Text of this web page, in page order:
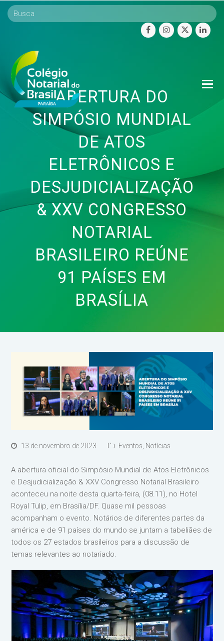
facebookinstagram
twitter
ABERTURA DO
SIMPÓSIO MUNDIAL
DE ATOS
ELETRÔNICOS E
DESJUDICIALIZAÇÃO
& XXV CONGRESSO
NOTARIAL
BRASILEIRO REÚNE
91 PAÍSES EM
BRASÍLIA
13 de novembro de 2023 Eventos, Notícias
A abertura oficial do Simpósio Mundial de Atos Eletrônicos
e Desjudicialização & XXV Congresso Notarial Brasileiro
aconteceu na noite desta quarta-feira, (08.11), no Hotel
Royal Tulip, em Brasília/DF. Quase mil pessoas
acompanham o evento. Notários de diferentes partes da
américa e de 91 países do mundo se juntam a tabeliães de
todos os 27 estados brasileiros para a discussão de
temas relevantes ao notariado.